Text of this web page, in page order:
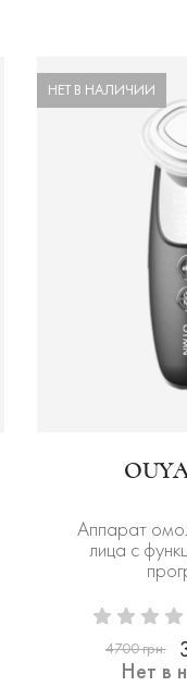
НЕТ В НАЛИЧИИ
Аппарат
лица с
4700 грн.
Нет в